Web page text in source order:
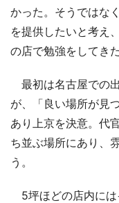
かった。そうではな
を提供したいと考え
の店で勉強をしてき
最初は名古屋での
が、「良い場所が見
あり上京を決意。代
ち並ぶ場所にあり、
う。
5坪ほどの店内には